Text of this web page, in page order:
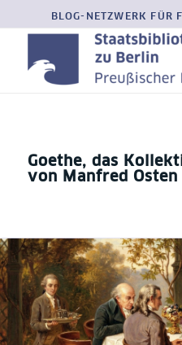
BLOG-NETZWERK FÜR
Goethe, das
von Manfred Osten